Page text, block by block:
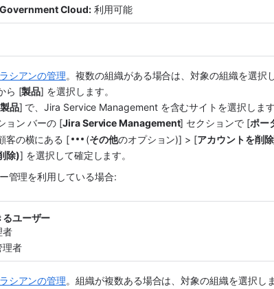
Cloud: 利用可能
シアンの管理。複数の組織がある場合は、対象の組織を選択し
ら [製品] を選択します。
品] で、Jira Service Management を含むサイトを選択します
ョン バーの [Jira Service Management] セクションで [ポー
客の横にある [
(その他のオプション)] > [アカウントを削除
除)] を選択して確定します。
管理を利用している場合:
ユーザー
者
理者
シアンの管理。組織が複数ある場合は、対象の組織を選択しま